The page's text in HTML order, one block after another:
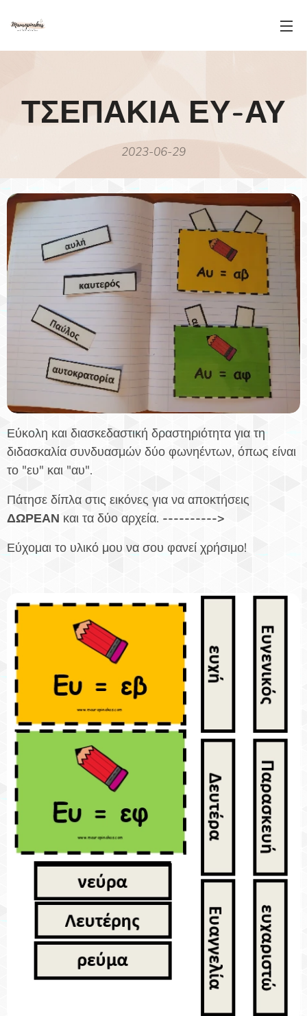
ΤΣΕΠΑΚΙΑ ΕΥ-ΑΥ
2023-06-29
Εύκολη και διασκεδαστική δραστηριότητα για τη
διδασκαλία συνδυασμών δύο φωνηέντων, όπως είναι
το "ευ" και "αυ".
Πάτησε δίπλα στις εικόνες για να αποκτήσεις
ΔΩΡΕΑΝ και τα δύο αρχεία. ---------->
Εύχομαι το υλικό μου να σου φανεί χρήσιμο!